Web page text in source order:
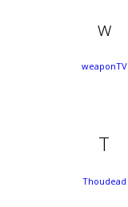
weaponTV
Thoudead